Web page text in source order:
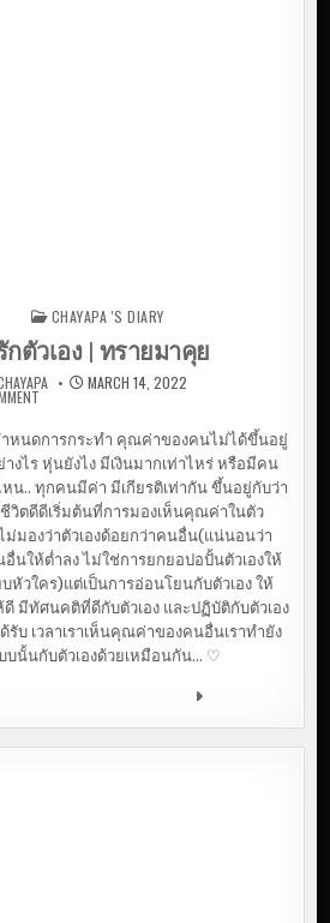
CHAYAPA 'S DIARY
ตัวเอง | ทรายมาคุย
MARCH 14, 2022
ON เริ่มต้นที่รักตัวเอง | ทรายมา
ำหนดการกระทำ คุณค่าของคนไม่ได้ขึ้นอยู่
งไร หุ่นยังไง มีเงินมากเท่าไหร่ หรือมีคน
น.. ทุกคนมีค่า มีเกียรติเท่ากัน ขึ้นอยู่กับว่า
ชีวิตดีดีเริ่มต้นที่การมองเห็นคุณค่าในตัว
ม่มองว่าตัวเองด้อยกว่าคนอื่น(แน่นอนว่า
นให้ต่ำลง ไม่ใช่การยกยอปอปั้นตัวเองให้
หัวใคร)แต่เป็นการอ่อนโยนกับตัวเอง ให้
ดี มีทัศนคติที่ดีกับตัวเอง และปฏิบัติกับตัวเอง
รับ เวลาเราเห็นคุณค่าของคนอื่นเราทำยัง
บนั้นกับตัวเองด้วยเหมือนกัน… ♡
ต้นที่รักตัวเอง | ทรายมาคุย